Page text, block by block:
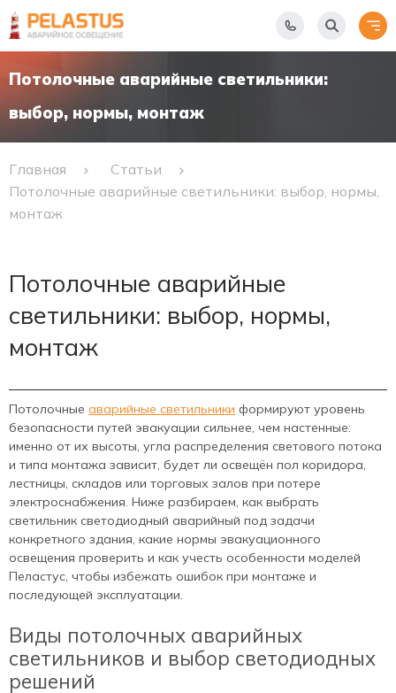
Потолочные аварийные светильники:
выбор, нормы, монтаж
Главная
Статьи
Потолочные аварийные светильники: выбор, нормы,
монтаж
Потолочные аварийные
светильники: выбор, нормы,
монтаж
Потолочные аварийные светильники формируют уровень
безопасности путей эвакуации сильнее, чем настенные:
именно от их высоты, угла распределения светового потока
и типа монтажа зависит, будет ли освещён пол коридора,
лестницы, складов или торговых залов при потере
электроснабжения. Ниже разбираем, как выбрать
светильник светодиодный аварийный под задачи
конкретного здания, какие нормы эвакуационного
освещения проверить и как учесть особенности моделей
Пеластус, чтобы избежать ошибок при монтаже и
последующей эксплуатации.
Виды потолочных аварийных
светильников и выбор светодиодных
решений